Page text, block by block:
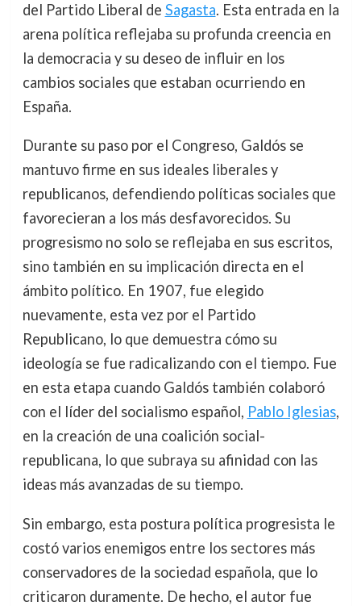
del Partido Liberal de Sagasta. Esta entrada en la
arena política reflejaba su profunda creencia en
la democracia y su deseo de influir en los
cambios sociales que estaban ocurriendo en
España.
Durante su paso por el Congreso, Galdós se
mantuvo firme en sus ideales liberales y
republicanos, defendiendo políticas sociales que
favorecieran a los más desfavorecidos. Su
progresismo no solo se reflejaba en sus escritos,
sino también en su implicación directa en el
ámbito político. En 1907, fue elegido
nuevamente, esta vez por el Partido
Republicano, lo que demuestra cómo su
ideología se fue radicalizando con el tiempo. Fue
en esta etapa cuando Galdós también colaboró
con el líder del socialismo español, Pablo Iglesias,
en la creación de una coalición social-
republicana, lo que subraya su afinidad con las
ideas más avanzadas de su tiempo.
Sin embargo, esta postura política progresista le
costó varios enemigos entre los sectores más
conservadores de la sociedad española, que lo
criticaron duramente. De hecho, el autor fue